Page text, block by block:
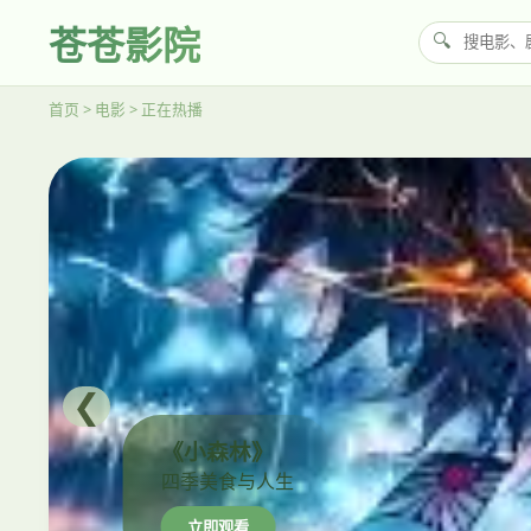
苍苍影院
首页 > 电影 > 正在热播
《小森林》
四季美食与人生
❮